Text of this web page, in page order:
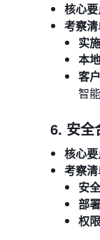
核心
考察
实
本
客
智
6. 安全
核心
考察
安
部
权